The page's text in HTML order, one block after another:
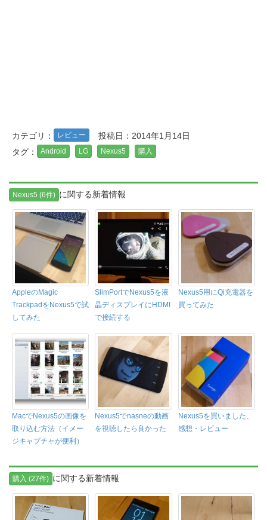
カテゴリ： レビュー
投稿日：2014年1月14日
タグ：
Android LG Nexus5 購入
Nexus5 (6件) に関する新着情報
AppleのMagic
TrackpadをNexus5で試
してみた
SlimPortでNexus5を液
晶ディスプレイにHDMI
で接続する
Nexus5用にQi充電器を
買ってみた
MacでNexus5の画像を
取り込む方法（イメー
ジキャプチャが便利）
Nexus5でnasneの動画
を視聴したら良かった
Nexus5を買いました、
感想・レビュー
購入 (27件) に関する新着情報